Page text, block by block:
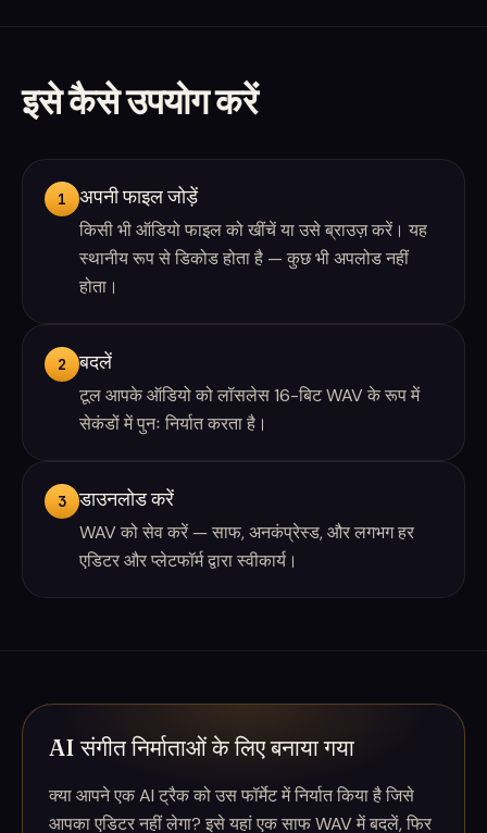
इसे कैसे उपयोग करें
1 अपनी फाइल जोड़ें
किसी भी ऑडियो फाइल को खींचें या उसे ब्राउज़ करें। यह
स्थानीय रूप से डिकोड होता है — कुछ भी अपलोड नहीं
होता।
2 बदलें
टूल आपके ऑडियो को लॉसलेस 16-बिट WAV के रूप में
सेकंडों में पुनः निर्यात करता है।
3 डाउनलोड करें
WAV को सेव करें — साफ, अनकंप्रेस्ड, और लगभग हर
एडिटर और प्लेटफॉर्म द्वारा स्वीकार्य।
AI संगीत निर्माताओं के लिए बनाया गया
क्या आपने एक AI ट्रैक को उस फॉर्मेट में निर्यात किया है जिसे
आपका एडिटर नहीं लेगा? इसे यहां एक साफ WAV में बदलें, फिर